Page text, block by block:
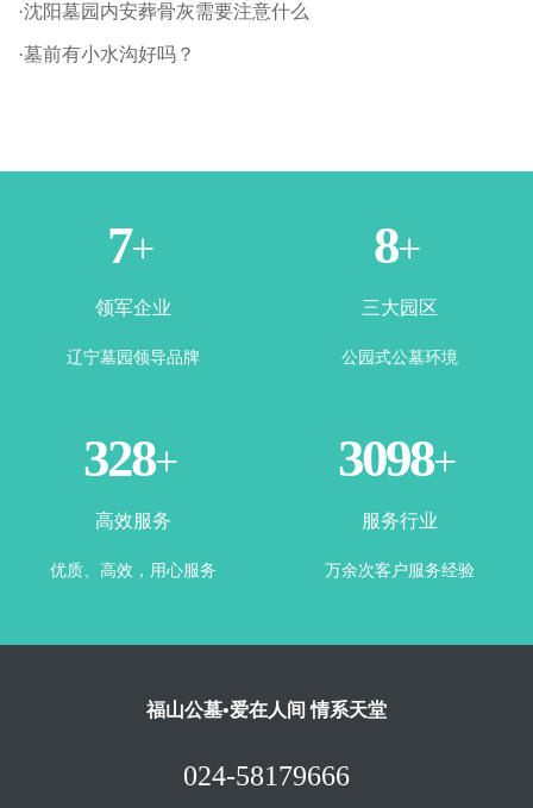
·沈阳墓园内安葬骨灰需要注意什么
·墓前有小水沟好吗？
1+
领军企业
辽宁墓园领导品牌
3+
三大园区
公园式公墓环境
365+
高效服务
优质、高效，用心服务
3500+
服务行业
万余次客户服务经验
福山公墓•爱在人间 情系天堂
024-58179666